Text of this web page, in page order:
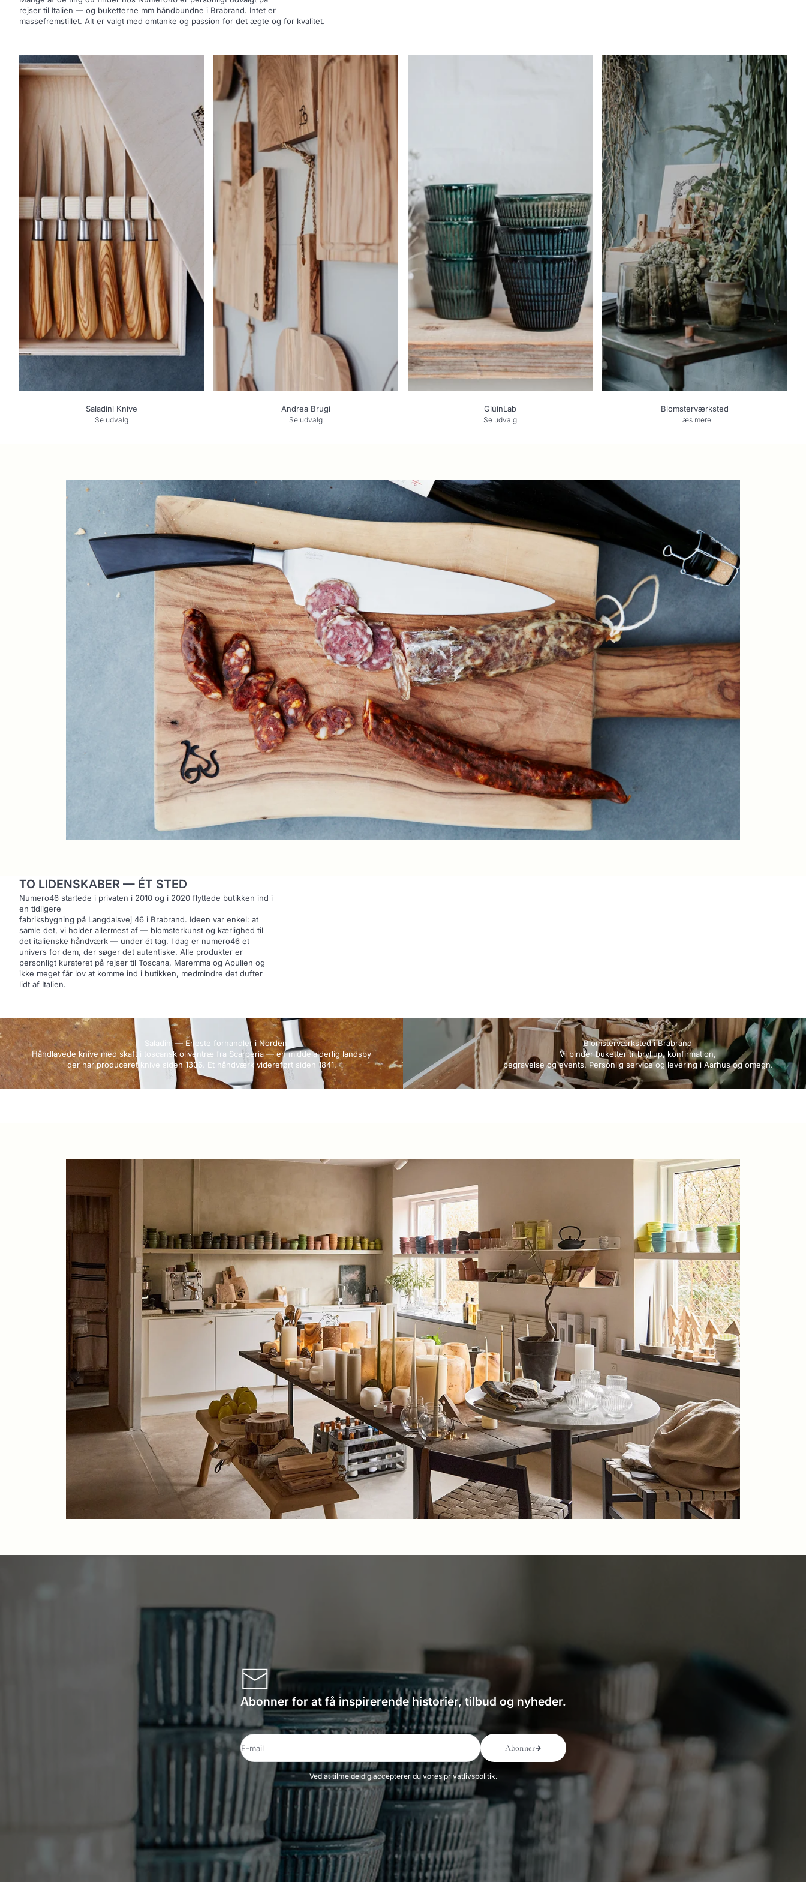
rejser til Italien — og buketterne mm håndbundne i Brabrand. Intet er
massefremstillet. Alt er valgt med omtanke og passion for det ægte og for kvalitet.
Saladini Knive
Se udvalg
Andrea Brugi
Se udvalg
GiùinLab
Se udvalg
Blomsterværksted
Læs mere
TO LIDENSKABER — ÉT STED
Numero46 startede i privaten i 2010 og i 2020 flyttede butikken ind i
en tidligere
fabriksbygning på Langdalsvej 46 i Brabrand. Ideen var enkel: at
samle det, vi holder allermest af — blomsterkunst og kærlighed til
det italienske håndværk — under ét tag. I dag er numero46 et
univers for dem, der søger det autentiske. Alle produkter er
personligt kurateret på rejser til Toscana, Maremma og Apulien og
ikke meget får lov at komme ind i butikken, medmindre det dufter
lidt af Italien.
Saladini — Eneste forhandler i Norden
Håndlavede knive med skaft i toscansk oliventræ fra Scarperia — en middelalderlig landsby
der har produceret knive siden 1306. Et håndværk videreført siden 1841.
Blomsterværksted i Brabrand
Vi binder buketter til bryllup, konfirmation,
begravelse og events. Personlig service og levering i Aarhus og omegn.
Abonner for at få inspirerende historier, tilbud og nyheder.
E-mail Abonner
Ved at tilmelde dig accepterer du vores privatlivspolitik.